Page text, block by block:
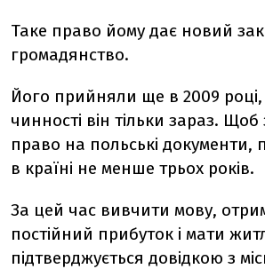
Таке право йому дає новий
громадянство.
Його прийняли ще в 2009
чинності він тільки зараз.
право на польські документи,
в країні не менше трьох років.
За цей час вивчити мову,
постійний прибуток і мати
підтверджується довідкою з